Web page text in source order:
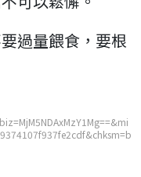
過量餵食，要根